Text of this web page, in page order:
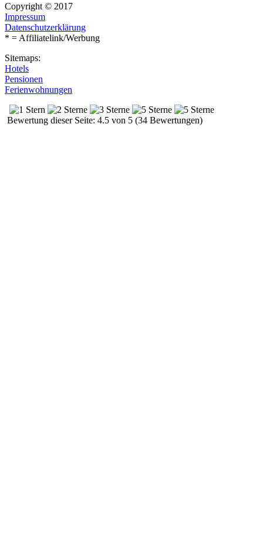
Copyright © 2017
Impressum
Datenschutzerklärung
* = Affiliatelink/Werbung
Sitemaps:
Hotels
Pensionen
Ferienwohnungen
Bewertung dieser Seite: 4.5 von 5 (34 Bewertungen)